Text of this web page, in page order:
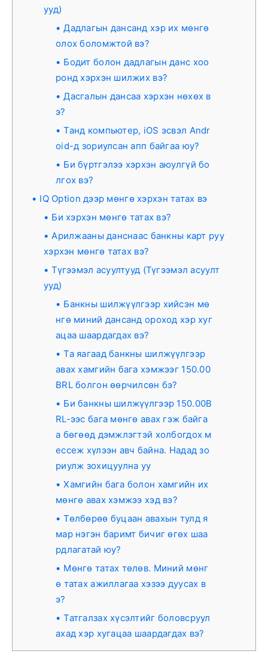
ууд)
Дадлагын дансанд хэр их мөнгө
олох боломжтой вэ?
Бодит болон дадлагын данс хоо
ронд хэрхэн шилжих вэ?
Дасгалын дансаа хэрхэн нөхөх в
э?
Танд компьютер, iOS эсвэл Andr
oid-д зориулсан апп байгаа юу?
Би бүртгэлээ хэрхэн аюулгүй бо
лгох вэ?
IQ Option дээр мөнгө хэрхэн татах вэ
Би хэрхэн мөнгө татах вэ?
Арилжааны данснаас банкны карт руу
хэрхэн мөнгө татах вэ?
Түгээмэл асуултууд (Түгээмэл асуулт
ууд)
Банкны шилжүүлгээр хийсэн мө
нгө миний дансанд ороход хэр хуг
ацаа шаардагдах вэ?
Та яагаад банкны шилжүүлгээр
авах хамгийн бага хэмжээг 150.00
BRL болгон өөрчилсөн бэ?
Би банкны шилжүүлгээр 150.00B
RL-ээс бага мөнгө авах гэж байга
а бөгөөд дэмжлэгтэй холбогдох м
ессеж хүлээн авч байна. Надад зо
риулж зохицуулна уу
Хамгийн бага болон хамгийн их
мөнгө авах хэмжээ хэд вэ?
Төлбөрөө буцаан авахын тулд я
мар нэгэн баримт бичиг өгөх шаа
рдлагатай юу?
Мөнгө татах төлөв. Миний мөнг
ө татах ажиллагаа хэзээ дуусах в
э?
Татгалзах хүсэлтийг боловсруул
ахад хэр хугацаа шаардагдах вэ?